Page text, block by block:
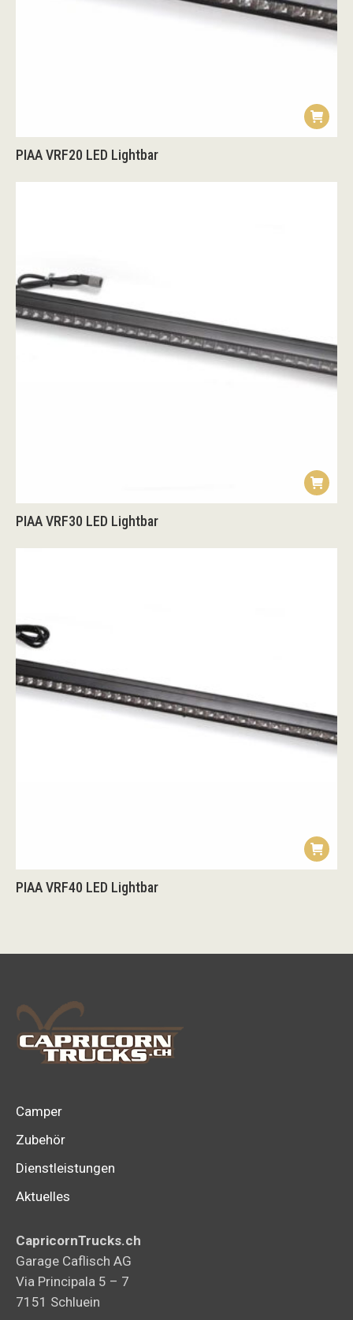
PIAA VRF20 LED Lightbar
PIAA VRF30 LED Lightbar
PIAA VRF40 LED Lightbar
Camper
Zubehör
Dienstleistungen
Aktuelles
CapricornTrucks.ch
Garage Caflisch AG
Via Principala 5 – 7
7151 Schluein